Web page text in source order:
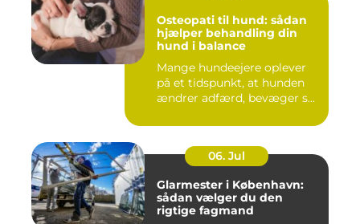
Osteopati til hund: sådan
hjælper behandling din
hund i balance
Mange hundeejere oplever
på et tidspunkt, at hunden
ændrer adfærd, bevæger s...
06. Jul
Glarmester i København:
sådan vælger du den
rigtige fagmand